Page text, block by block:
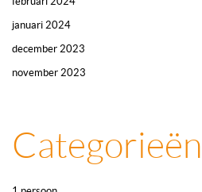
januari 2024
december 2023
november 2023
Categorieën